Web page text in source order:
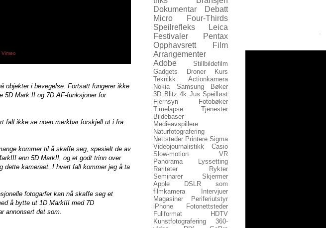
Vimeo
objekter i bevegelse. Fortsatt fungerer ikke
5D Mark II og 7D AF-funksjoner for
fall ikke se noen merkbar forskjell ut i fra
kommer til å skaffe seg, spesielt de av
enn 5D MarkII, og et godt trinn over
dette kameraet. I hvert fall kommer jeg å ta
fotogarfer kan nå skaffe seg et
å bytte ut 1D MarkIII med 7D
annonsert det som.
Dokumentar
Debatt
Micro Four-Thirds
Speilrefleks
Leica
Festivaler
Pentax
Opphavsrett
Film
Arrangementer
Adobe
Stillbildefilm
Gadgets
Droner
Kurs
Teknikk
Actionkamera
Nokia
Samsung
Bøker
3D Blitz 4k Jus Speilløst
Fjernsyn
Fotobøker
Timelapse
Tjenester
Bildebaser
Medieavspillere
Naturfotografering
Nettsteder Printere Sigma
Videojournalistikk
Casio
Slow-motion
VR
Panorama
Lyssetting
Rariteter
Rykter
Seminarer
Skjermer
Apple
DSLR som
filmkamera
Intervjuer
Magasiner
Periferiutstyr
iPhone
Fotonettsteder
Fullformat
HDTV
Kunstfotografering
360-